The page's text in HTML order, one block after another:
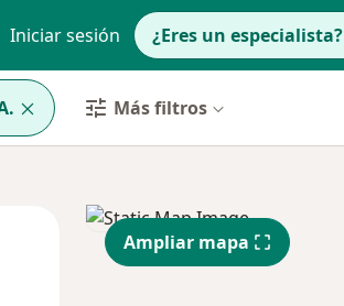
Iniciar sesión ¿Eres un especialista?
Más filtros
Mié
12 Ago
Jue
13 Ago
Ampliar mapa